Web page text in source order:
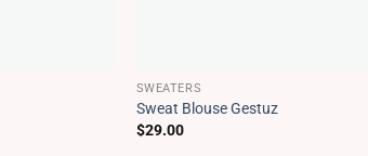
SWEATERS
Sweat Blouse Gestuz
$29.00